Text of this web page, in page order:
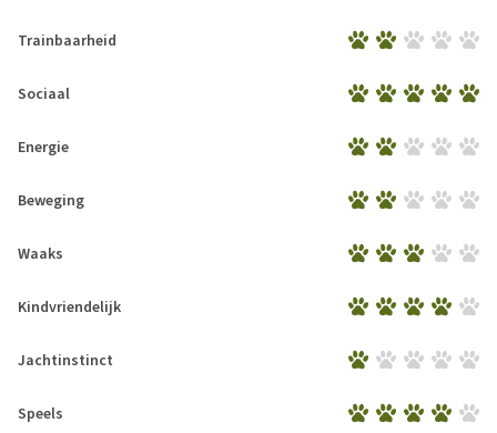
Trainbaarheid
Sociaal
Energie
Beweging
Waaks
Kindvriendelijk
Jachtinstinct
Speels